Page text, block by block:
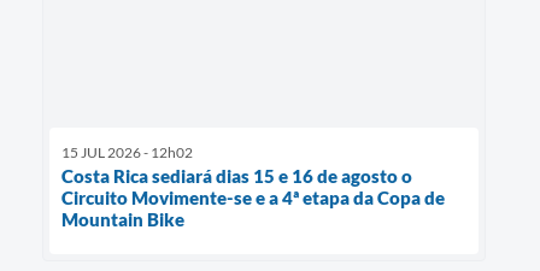
15 JUL 2026 - 12h02
Costa Rica sediará dias 15 e 16 de agosto o
Circuito Movimente-se e a 4ª etapa da Copa de
Mountain Bike